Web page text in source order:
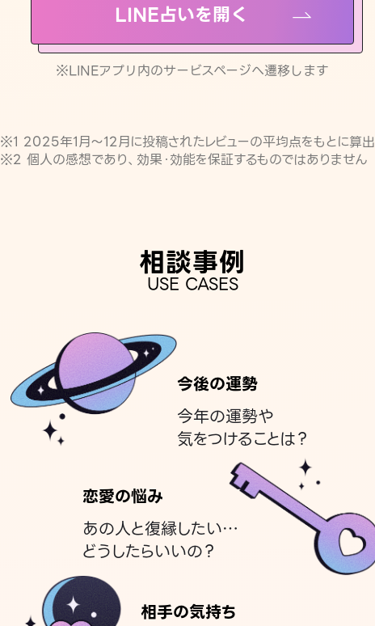
LINE占いを開く
※LINEアプリ内のサービスページへ遷移します
※1 2025年1月〜12月に投稿されたレビューの平均点をもとに算出
※2 個人の感想であり、効果・効能を保証するものではありません
相談事例
USE CASES
今後の運勢
今年の運勢や
気をつけることは？
恋愛の悩み
あの人と復縁したい…
どうしたらいいの？
相手の気持ち